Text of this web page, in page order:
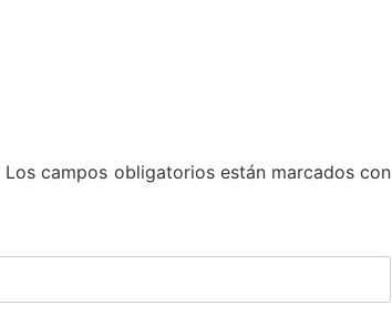
Los campos obligatorios están marcados con